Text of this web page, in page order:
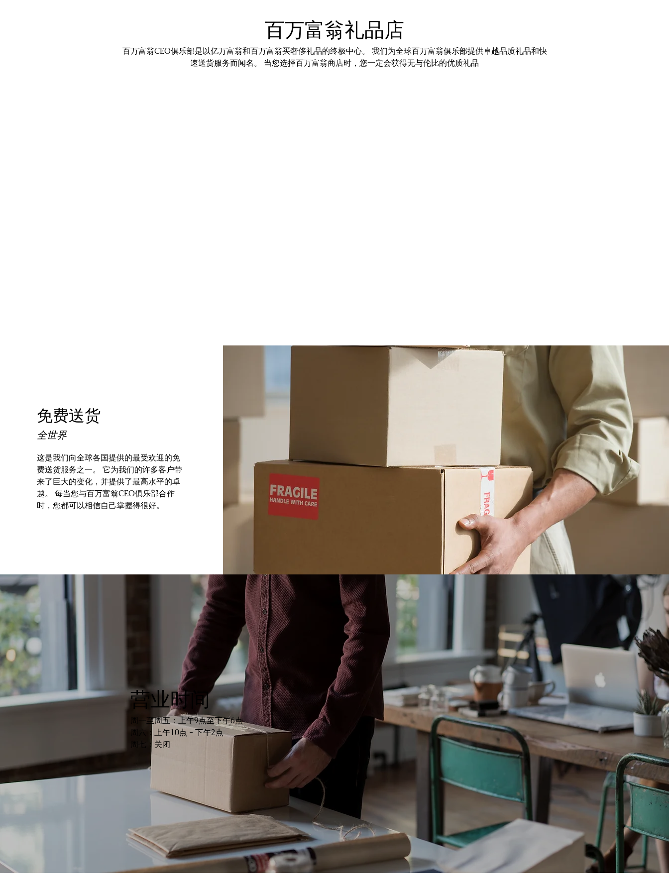
百万富翁礼品店
百万富翁CEO俱乐部是以亿万富翁和百万富翁买奢侈礼品的终极中心。 我们为全球百万富翁俱乐部提供卓越品质礼品和快
速送货服务而闻名。 当您选择百万富翁商店时，您一定会获得无与伦比的优质礼品
免费送货
全世界
这是我们向全球各国提供的最受欢迎的免
费送货服务之一。 它为我们的许多客户带
来了巨大的变化，并提供了最高水平的卓
越。 每当您与百万富翁CEO俱乐部合作
时，您都可以相信自己掌握得很好。
营业时间
周一至周五：上午9点至下午6点
周六：上午10点 - 下午2点
周七：关闭